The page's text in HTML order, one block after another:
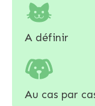
A définir
Au cas par